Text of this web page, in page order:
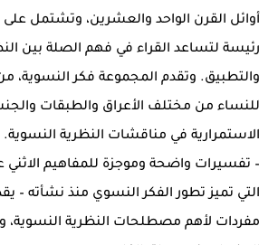
أوائل القرن الواحد والعشرين، وتشتمل على
رئيسة لتساعد القراء في فهم الصلة بين
والتطبيق. وتقدم المجموعة فكر النسوية، من
للنساء من مختلف الأعراق والطبقات
الاستمرارية في مناقشات النظرية
– تفسيرات واضحة وموجزة للمفاهيم
التي تميز تطور الفكر النسوي منذ نشأته –
مفردات لأهم مصطلحات النظرية النسوية،